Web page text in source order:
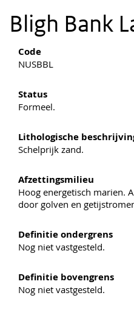
Bligh Bank
Code
NUSBBL
Status
Formeel.
Lithologische
Schelprijk zand.
Afzettingsmilieu
Hoog energetisch marien.
door golven en
Definitie ondergrens
Nog niet vastgesteld.
Definitie bovengrens
Nog niet vastgesteld.